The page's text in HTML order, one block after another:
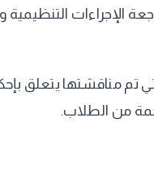
الإجراءات
تم مناقشتها يتعلق
من الطلاب.